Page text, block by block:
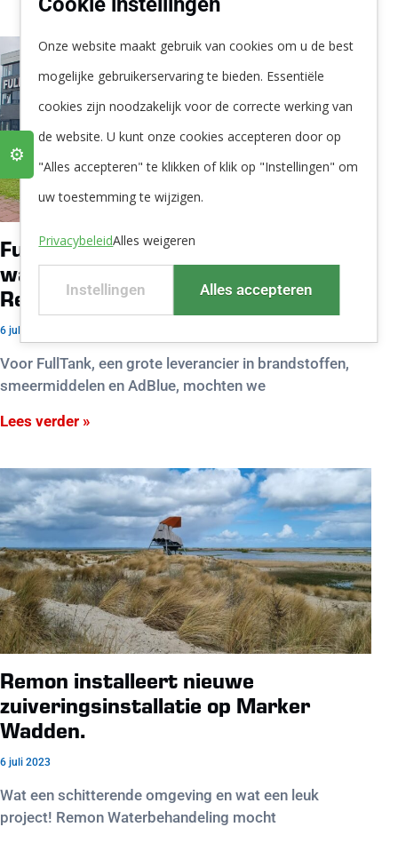
Fulltank kiest voor serieuze
waterbehandelingsinstallatie van
Remon
6 juli 2023
Voor FullTank, een grote leverancier in brandstoffen,
smeermiddelen en AdBlue, mochten we
Lees verder »
Remon installeert nieuwe
zuiveringsinstallatie op Marker
Wadden.
6 juli 2023
Wat een schitterende omgeving en wat een leuk
project! Remon Waterbehandeling mocht
Onze website maakt gebruik van cookies om u de best
mogelijke gebruikerservaring te bieden. Essentiële
cookies zijn noodzakelijk voor de correcte werking van
de website. U kunt onze cookies accepteren door op
"Alles accepteren" te klikken of klik op "Instellingen" om
uw toestemming te wijzigen.
PrivacybeleidAlles weigeren
Instellingen Alles accepteren
⚙️